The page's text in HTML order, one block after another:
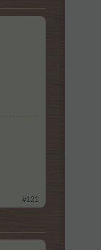
#121